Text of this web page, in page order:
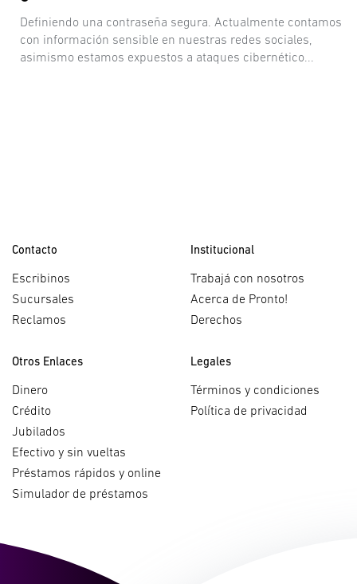
Definiendo una contraseña segura. Actualmente contamos
con información sensible en nuestras redes sociales,
asimismo estamos expuestos a ataques cibernético...
Contacto
Escribinos
Sucursales
Reclamos
Institucional
Trabajá con nosotros
Acerca de Pronto!
Derechos
Otros Enlaces
Dinero
Crédito
Jubilados
Efectivo y sin vueltas
Préstamos rápidos y online
Simulador de préstamos
Legales
Términos y condiciones
Política de privacidad